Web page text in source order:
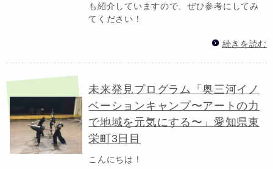
も紹介していますので、ぜひ参考にしてみ
てください！
続きを読む
未来発見プログラム「奥三河イノ
ベーションキャンプ〜アートの力
で地域を元気にする〜」愛知県東
栄町3日目
こんにちは！